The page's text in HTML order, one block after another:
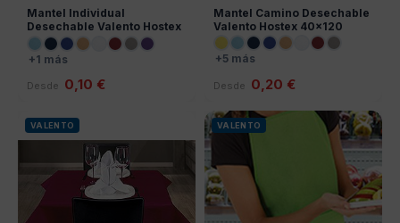
Mantel Individual
Desechable Valento Hostex
35x50
+1 más
Desde 0,10 €
Mantel Camino Desechable
Valento Hostex 40x120
+5 más
Desde 0,20 €
VALENTO VALENTO